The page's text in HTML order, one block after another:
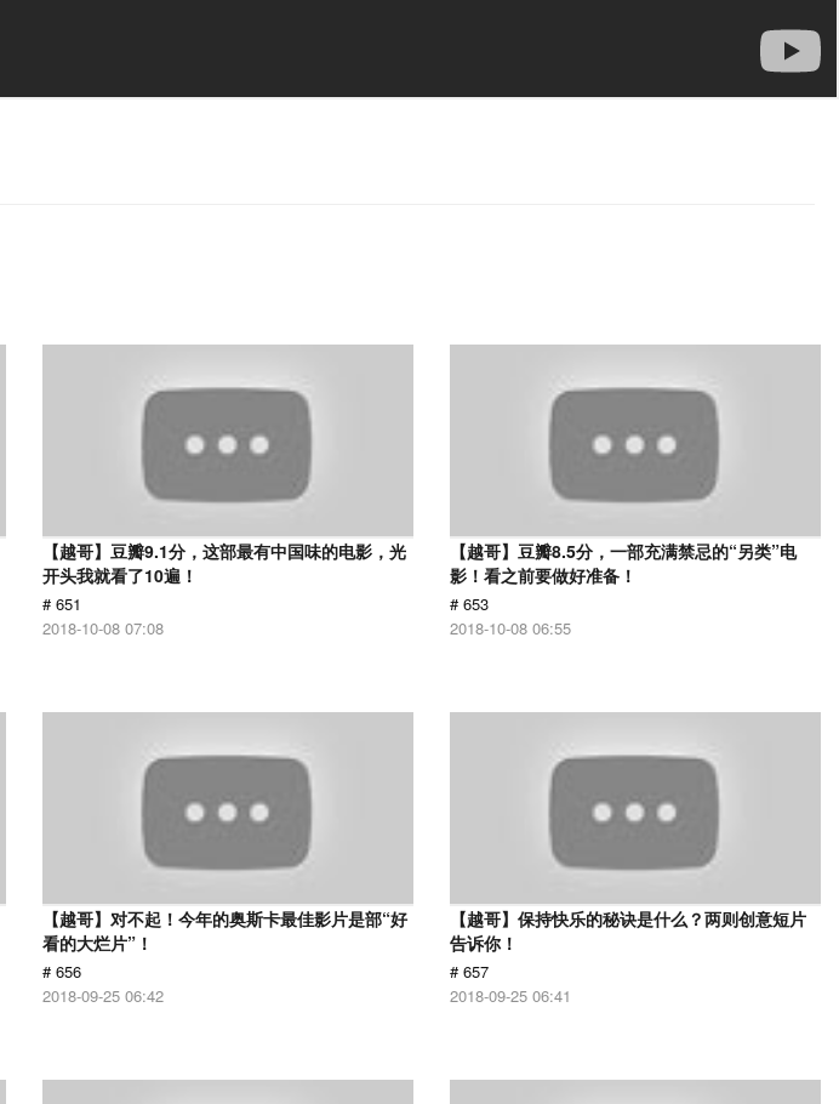
【越哥】豆瓣9.1分，这部最有中国味的电影，光
开头我就看了10遍！
# 651
2018-10-08 07:08
【越哥】豆瓣8.5分，一部充满禁忌的“另类”电
影！看之前要做好准备！
# 653
2018-10-08 06:55
【越哥】对不起！今年的奥斯卡最佳影片是部“好
看的大烂片”！
# 656
2018-09-25 06:42
【越哥】保持快乐的秘诀是什么？两则创意短片
告诉你！
# 657
2018-09-25 06:41